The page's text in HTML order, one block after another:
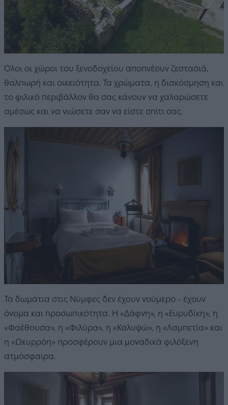
Όλοι οι χώροι του ξενοδοχείου αποπνέουν ζεστασιά,
θαλπωρή και οικειότητα. Τα χρώματα, η διακόσμηση και
το φιλικό περιβάλλον θα σας κάνουν να χαλαρώσετε
αμέσως και να νιώσετε σαν να είστε σπίτι σας.
Τα δωμάτια στις Νύμφες δεν έχουν νούμερο - έχουν
όνομα και προσωπικότητα. Η «Δάφνη», η «Ευρυδίκη», η
«Φαέθουσα», η «Φιλύρα», η «Καλυψώ», η «Λαμπετία» και
η «Ωκυρρόη» προσφέρουν μια μοναδικά φιλόξενη
ατμόσφαιρα.